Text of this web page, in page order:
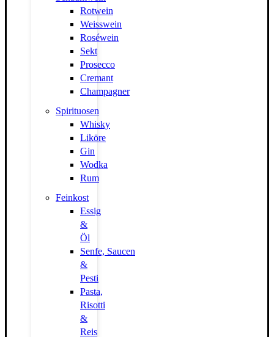
Rotwein
Weisswein
Roséwein
Sekt
Prosecco
Cremant
Champagner
Spirituosen
Whisky
Liköre
Gin
Wodka
Rum
Feinkost
Essig
&
Öl
Senfe, Saucen
&
Pesti
Pasta,
Risotti
&
Reis